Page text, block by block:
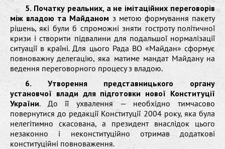
5. Початку реальних, а не імітаційних переговорів
між владою та Майданом з метою формування пакету
рішень, які були б спроможні зняти гостроту політичної
кризи і створити підвалини для подальшої нормалізації
ситуації в країні. Для цього Рада ВО «Майдан» сформує
повноважну делегацію, яка матиме мандат Майдану на
ведення переговорного процесу з владою.
6. Утворення представницького органу
установчої влади для підготовки нової Конституції
України. До її ухвалення — необхідно тимчасово
повернутися до редакції Конституції 2004 року, яка була
нелегітимно скасована, а президент внаслідок цього
незаконно і неконституційно отримав додаткові
конституційні повноваження.